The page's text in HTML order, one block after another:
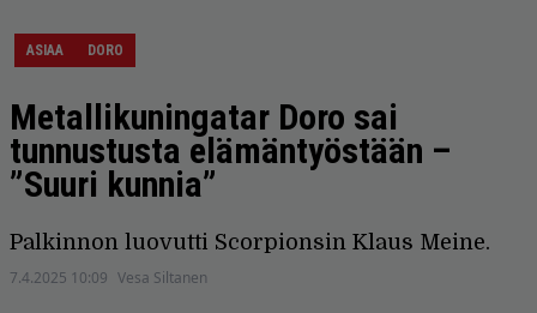
ASIAA DORO
Metallikuningatar Doro sai
tunnustusta elämäntyöstään –
”Suuri kunnia”
Palkinnon luovutti Scorpionsin Klaus Meine.
7.4.2025 10:09 Vesa Siltanen